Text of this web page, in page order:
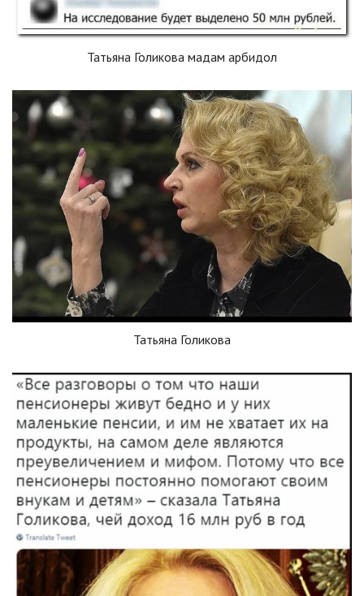
Татьяна Голикова мадам арбидол
Татьяна Голикова